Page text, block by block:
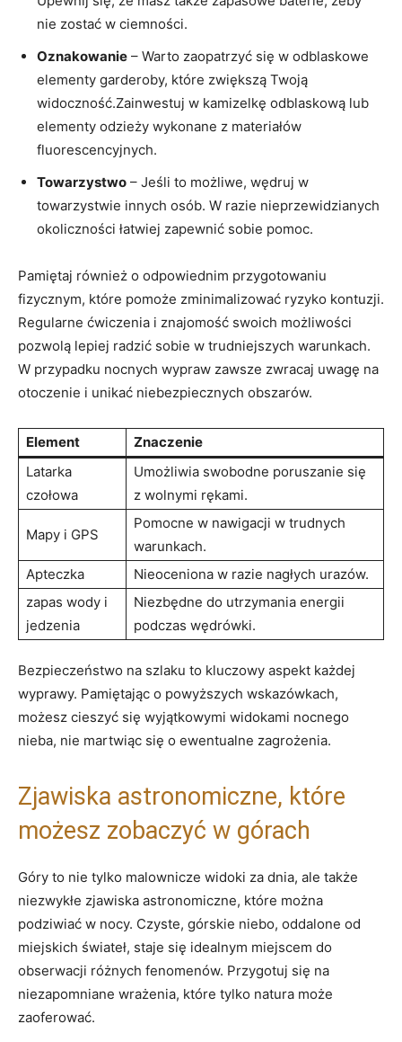
nie‌ zostać w ciemności.
Oznakowanie – Warto zaopatrzyć się w odblaskowe
elementy⁣ garderoby, które zwiększą Twoją
widoczność.Zainwestuj w ‍kamizelkę odblaskową lub
elementy odzieży wykonane z materiałów
fluorescencyjnych.
Towarzystwo – Jeśli ​to możliwe, wędruj w
towarzystwie innych​ osób. W razie nieprzewidzianych
okoliczności łatwiej zapewnić sobie pomoc.
Pamiętaj również o odpowiednim przygotowaniu
fizycznym, które pomoże ⁢zminimalizować ryzyko kontuzji.
Regularne ćwiczenia i znajomość swoich możliwości
pozwolą ​lepiej radzić sobie w trudniejszych warunkach.
W przypadku nocnych wypraw zawsze zwracaj uwagę na
otoczenie i unikać niebezpiecznych obszarów.
Element
Znaczenie
Latarka
czołowa
Umożliwia swobodne poruszanie się
z wolnymi rękami.
Mapy‌ i GPS
Pomocne w nawigacji w‌ trudnych
warunkach.
Apteczka
Nieoceniona ‍w razie nagłych urazów.
zapas wody⁤ i
jedzenia
Niezbędne do utrzymania energii
podczas wędrówki.
Bezpieczeństwo na szlaku ⁣to kluczowy aspekt każdej
wyprawy. Pamiętając o powyższych wskazówkach,
⁤możesz cieszyć się wyjątkowymi widokami nocnego​
nieba, nie martwiąc się o ewentualne zagrożenia.
Zjawiska astronomiczne, które
możesz zobaczyć⁣ w górach
Góry ‌to nie tylko malownicze widoki za ⁢dnia, ale także
niezwykłe ⁢zjawiska astronomiczne, ‍które można
podziwiać w nocy. Czyste, górskie niebo, oddalone od
miejskich świateł, staje się idealnym miejscem do
obserwacji różnych fenomenów. Przygotuj​ się na
niezapomniane wrażenia, ‍które tylko natura może
zaoferować.